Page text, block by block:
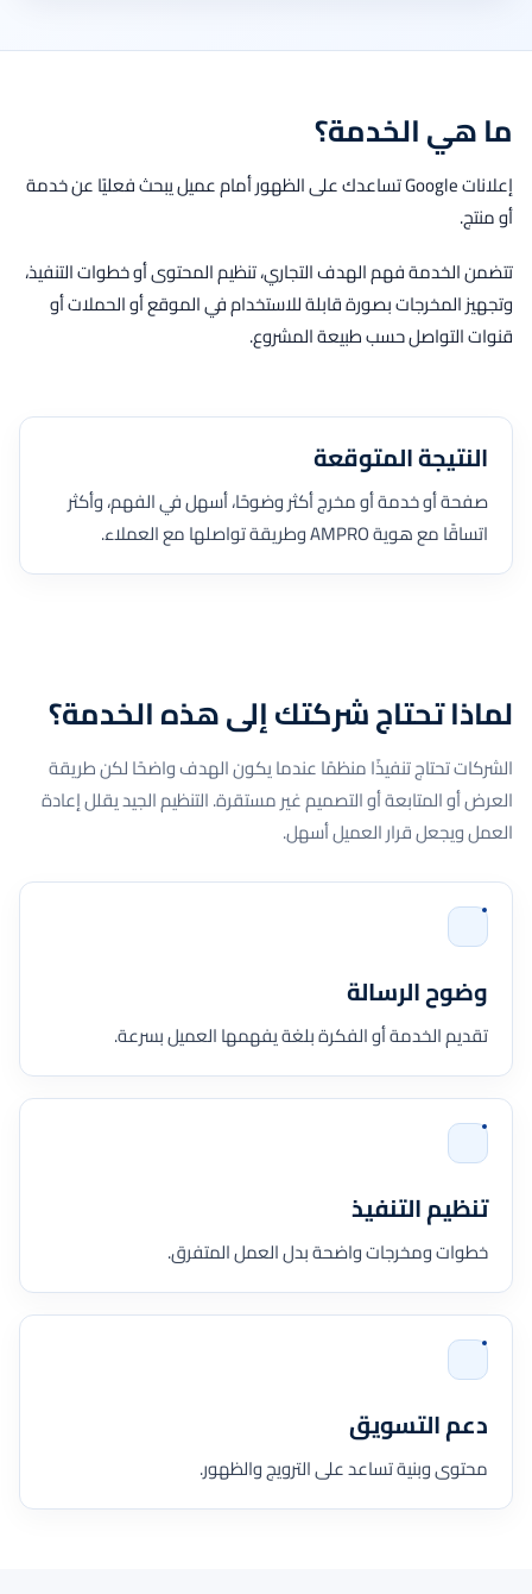
ما هي الخدمة؟
إعلانات Google تساعدك على الظهور أمام عميل يبحث فعليًا عن خدمة
أو منتج.
تتضمن الخدمة فهم الهدف التجاري، تنظيم المحتوى أو خطوات التنفيذ،
وتجهيز المخرجات بصورة قابلة للاستخدام في الموقع أو الحملات أو
قنوات التواصل حسب طبيعة المشروع.
النتيجة المتوقعة
صفحة أو خدمة أو مخرج أكثر وضوحًا، أسهل في الفهم، وأكثر
اتساقًا مع هوية AMPRO وطريقة تواصلها مع العملاء.
لماذا تحتاج شركتك إلى هذه الخدمة؟
الشركات تحتاج تنفيذًا منظمًا عندما يكون الهدف واضحًا لكن طريقة
العرض أو المتابعة أو التصميم غير مستقرة. التنظيم الجيد يقلل إعادة
العمل ويجعل قرار العميل أسهل.
وضوح الرسالة
تقديم الخدمة أو الفكرة بلغة يفهمها العميل بسرعة.
تنظيم التنفيذ
خطوات ومخرجات واضحة بدل العمل المتفرق.
دعم التسويق
محتوى وبنية تساعد على الترويج والظهور.